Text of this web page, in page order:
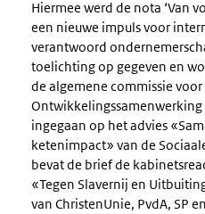
Hiermee werd de nota ‘Van
een nieuwe impuls voor
verantwoord
toelichting op gegeven en
de algemene commissie
Ontwikkelingssamenwerking
ingegaan op het advies
ketenimpact» van de
bevat de brief de
«Tegen Slavernij en
van ChristenUnie, PvdA, SP